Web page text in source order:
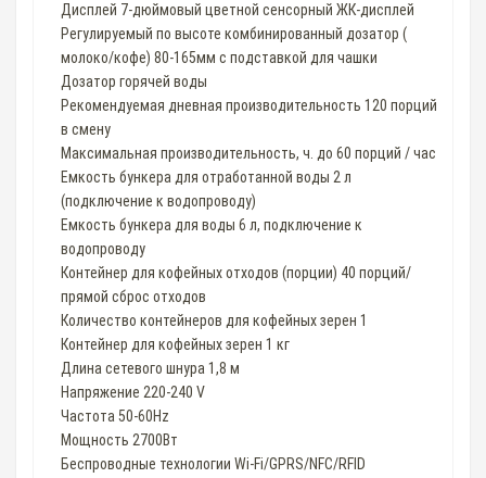
Дисплей 7-дюймовый цветной сенсорный ЖК-дисплей
Pегулируемый по высоте комбинированный дозатор (
молоко/кофе) 80-165мм с подставкой для чашки
Дозатор горячей воды
Рекомендуемая дневная производительность 120 порций
в смену
Максимальная производительность, ч. до 60 порций / час
Емкость бункера для отработанной воды 2 л
(подключение к водопроводу)
Емкость бункера для воды 6 л, подключение к
водопроводу
Контейнер для кофейных отходов (порции) 40 порций/
прямой сброс отходов
Количество контейнеров для кофейных зерен 1
Контейнер для кофейных зерен 1 кг
Длина сетевого шнура 1,8 м
Напряжение 220-240 V
Частота 50-60Hz
Мощность 2700Вт
Беспроводные технологии Wi-Fi/GPRS/NFC/RFID